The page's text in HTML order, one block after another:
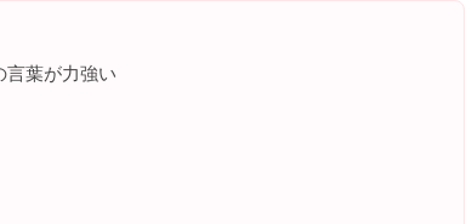
言葉が力強い